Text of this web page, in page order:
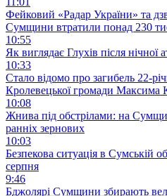
Фейковий «Радар України» та
Сумщини втратили понад 230
10:55
Як виглядає Глухів після нічної
10:33
Стало відомо про загибель 22-
Кролевецької громади Максима
10:08
Жнива під обстрілами: на
ранніх зернових
10:03
Безпекова ситуація в Сумській
серпня
9:46
Бджолярі Сумщини збирають